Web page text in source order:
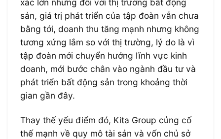
xác lớn nhưng đối với thị trường bất động
sản, giá trị phát triển của tập đoàn vẫn chưa
bằng tới, doanh thu tăng mạnh nhưng không
tương xứng lắm so với thị trường, lý do là vì
tập đoàn mới chuyển hướng lĩnh vực kinh
doanh, mới bước chân vào ngành đầu tư và
phát triển bất động sản trong khoảng thời
gian gần đây.
Thay thế yếu điểm đó, Kita Group củng cố
thế mạnh về quy mô tài sản và vốn chủ sở